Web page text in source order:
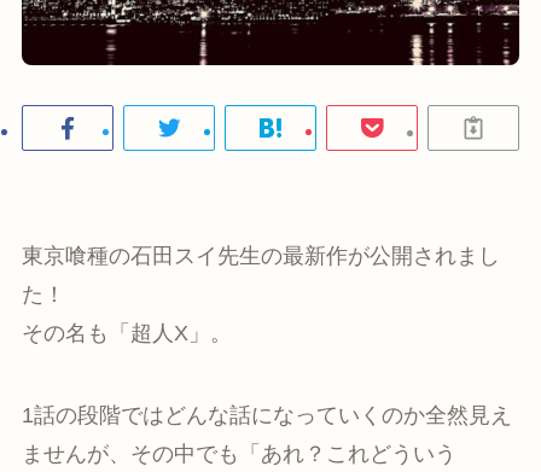
東京喰種の石田スイ先生の最新作が公開されまし
た！
その名も「超人X」。
1話の段階ではどんな話になっていくのか全然見え
ませんが、その中でも「あれ？これどういう